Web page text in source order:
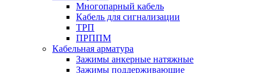
Многопарный кабель
Кабель для сигнализации
ТРП
ПРППМ
Кабельная арматура
Зажимы анкерные натяжные
Зажимы поддерживающие